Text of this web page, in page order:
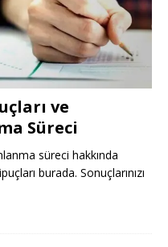
ve
Süreci
süreci hakkında
burada. Sonuçlarınızı